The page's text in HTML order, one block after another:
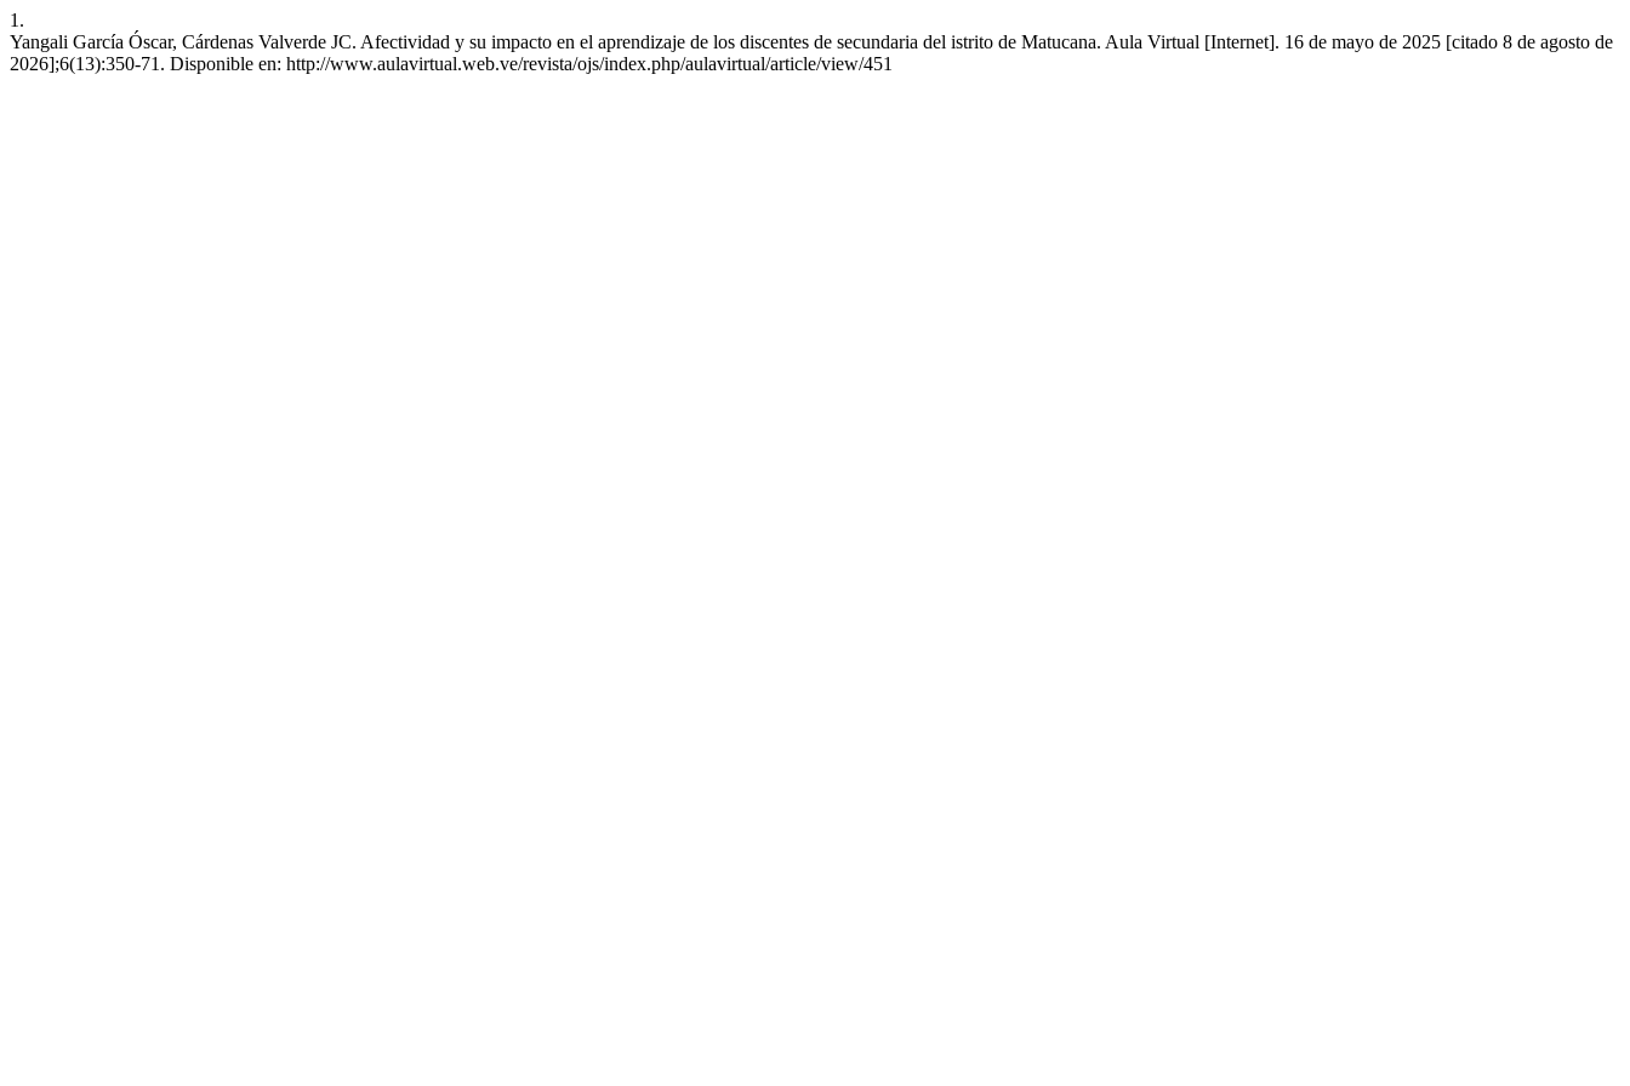
1.
Yangali García Óscar, Cárdenas Valverde JC. Afectividad y su impacto en el aprendizaje de los discentes de secundaria del istrito de Matucana. Aula Virtual [Internet]. 16 de mayo de 2025 [citado 8 de agosto de
2026];6(13):350-71. Disponible en: http://www.aulavirtual.web.ve/revista/ojs/index.php/aulavirtual/article/view/451